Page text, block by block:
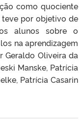
como quociente
por objetivo de
alunos sobre o
na aprendizagem
Geraldo Oliveira da
Manske, Patrícia
Patrícia Casarin